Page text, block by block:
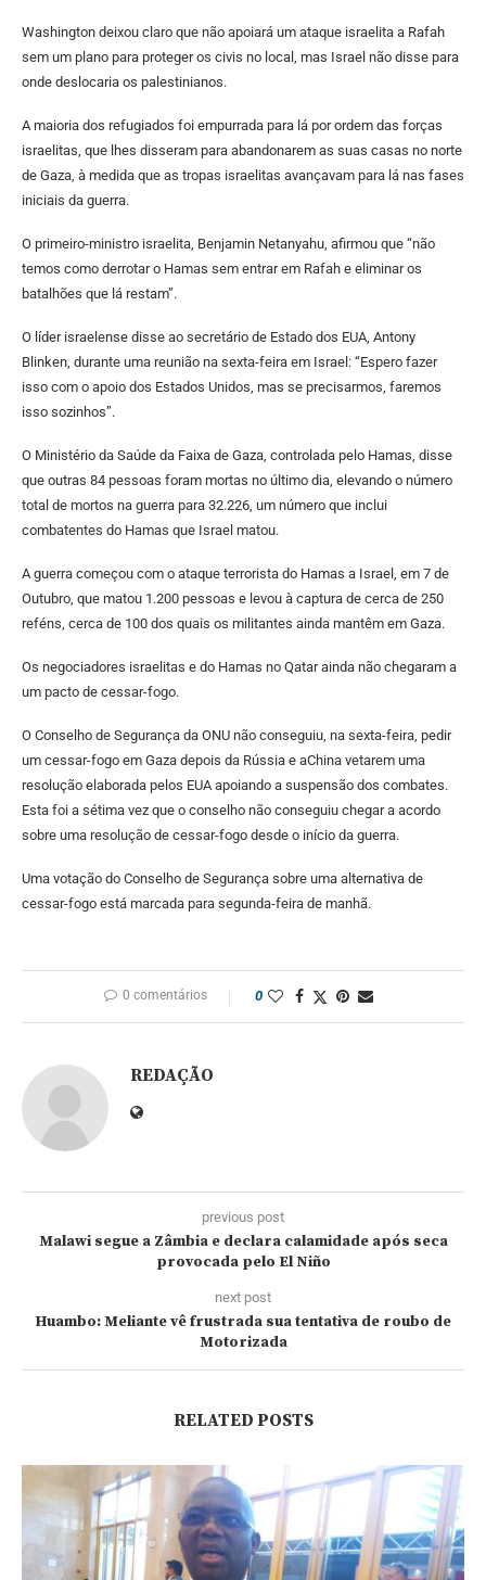
Washington deixou claro que não apoiará um ataque israelita a Rafah
sem um plano para proteger os civis no local, mas Israel não disse para
onde deslocaria os palestinianos.
A maioria dos refugiados foi empurrada para lá por ordem das forças
israelitas, que lhes disseram para abandonarem as suas casas no norte
de Gaza, à medida que as tropas israelitas avançavam para lá nas fases
iniciais da guerra.
O primeiro-ministro israelita, Benjamin Netanyahu, afirmou que “não
temos como derrotar o Hamas sem entrar em Rafah e eliminar os
batalhões que lá restam”.
O líder israelense disse ao secretário de Estado dos EUA, Antony
Blinken, durante uma reunião na sexta-feira em Israel: “Espero fazer
isso com o apoio dos Estados Unidos, mas se precisarmos, faremos
isso sozinhos”.
O Ministério da Saúde da Faixa de Gaza, controlada pelo Hamas, disse
que outras 84 pessoas foram mortas no último dia, elevando o número
total de mortos na guerra para 32.226, um número que inclui
combatentes do Hamas que Israel matou.
A guerra começou com o ataque terrorista do Hamas a Israel, em 7 de
Outubro, que matou 1.200 pessoas e levou à captura de cerca de 250
reféns, cerca de 100 dos quais os militantes ainda mantêm em Gaza.
Os negociadores israelitas e do Hamas no Qatar ainda não chegaram a
um pacto de cessar-fogo.
O Conselho de Segurança da ONU não conseguiu, na sexta-feira, pedir
um cessar-fogo em Gaza depois da Rússia e aChina vetarem uma
resolução elaborada pelos EUA apoiando a suspensão dos combates.
Esta foi a sétima vez que o conselho não conseguiu chegar a acordo
sobre uma resolução de cessar-fogo desde o início da guerra.
Uma votação do Conselho de Segurança sobre uma alternativa de
cessar-fogo está marcada para segunda-feira de manhã.
0 comentários 0
REDAÇÃO
previous post
Malawi segue a Zâmbia e declara calamidade após seca
provocada pelo El Niño
next post
Huambo: Meliante vê frustrada sua tentativa de roubo de
Motorizada
RELATED POSTS